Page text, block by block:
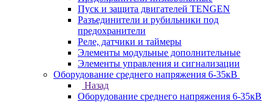
Пуск и защита двигателей TENGEN
Разъединители и рубильники под
предохранители
Реле, датчики и таймеры
Элементы модульные дополнительные
Элементы управления и сигнализации
Оборудование среднего напряжения 6-35кВ
Назад
Оборудование среднего напряжения 6-35кВ